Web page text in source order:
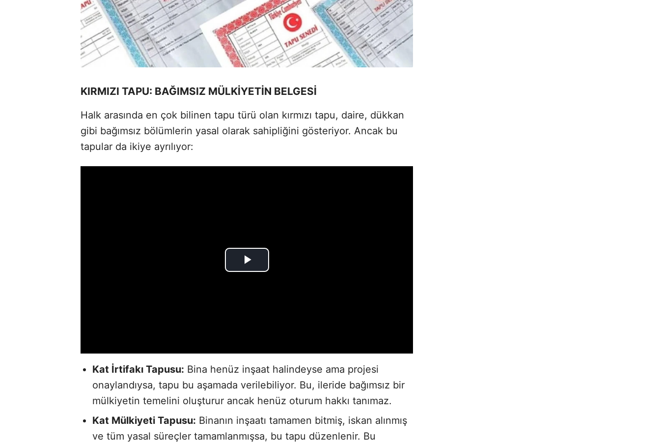
KIRMIZI TAPU: BAĞIMSIZ MÜLKİYETİN BELGESİ
Halk arasında en çok bilinen tapu türü olan kırmızı tapu, daire, dükkan
gibi bağımsız bölümlerin yasal olarak sahipliğini gösteriyor. Ancak bu
tapular da ikiye ayrılıyor:
Kat İrtifakı Tapusu: Bina henüz inşaat halindeyse ama projesi
onaylandıysa, tapu bu aşamada verilebiliyor. Bu, ileride bağımsız bir
mülkiyetin temelini oluşturur ancak henüz oturum hakkı tanımaz.
Kat Mülkiyeti Tapusu: Binanın inşaatı tamamen bitmiş, iskan alınmış
ve tüm yasal süreçler tamamlanmışsa, bu tapu düzenlenir. Bu